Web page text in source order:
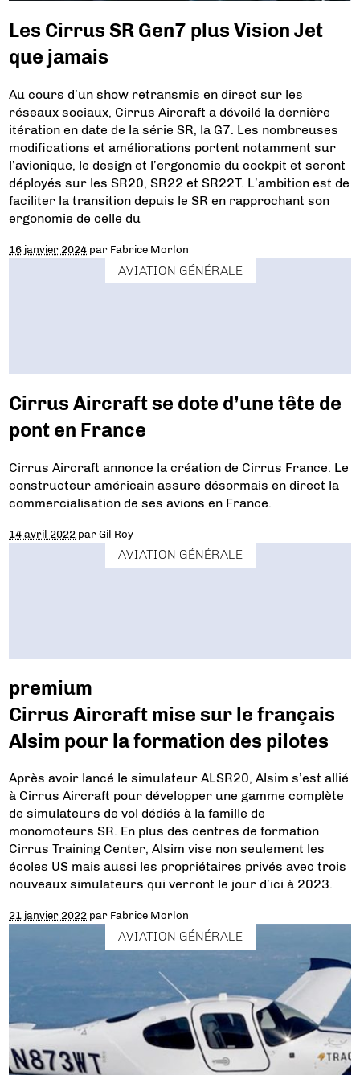
Les Cirrus SR Gen7 plus Vision Jet
que jamais
Au cours d’un show retransmis en direct sur les
réseaux sociaux, Cirrus Aircraft a dévoilé la dernière
itération en date de la série SR, la G7. Les nombreuses
modifications et améliorations portent notamment sur
l’avionique, le design et l’ergonomie du cockpit et seront
déployés sur les SR20, SR22 et SR22T. L’ambition est de
faciliter la transition depuis le SR en rapprochant son
ergonomie de celle du
16 janvier 2024 par Fabrice Morlon
AVIATION GÉNÉRALE
Cirrus Aircraft se dote d’une tête de
pont en France
Cirrus Aircraft annonce la création de Cirrus France. Le
constructeur américain assure désormais en direct la
commercialisation de ses avions en France.
14 avril 2022 parGil Roy
AVIATION GÉNÉRALE
premium
Cirrus Aircraft mise sur le français
Alsim pour la formation des pilotes
Après avoir lancé le simulateur ALSR20, Alsim s’est allié
à Cirrus Aircraft pour développer une gamme complète
de simulateurs de vol dédiés à la famille de
monomoteurs SR. En plus des centres de formation
Cirrus Training Center, Alsim vise non seulement les
écoles US mais aussi les propriétaires privés avec trois
nouveaux simulateurs qui verront le jour d’ici à 2023.
21 janvier 2022 par Fabrice Morlon
AVIATION GÉNÉRALE